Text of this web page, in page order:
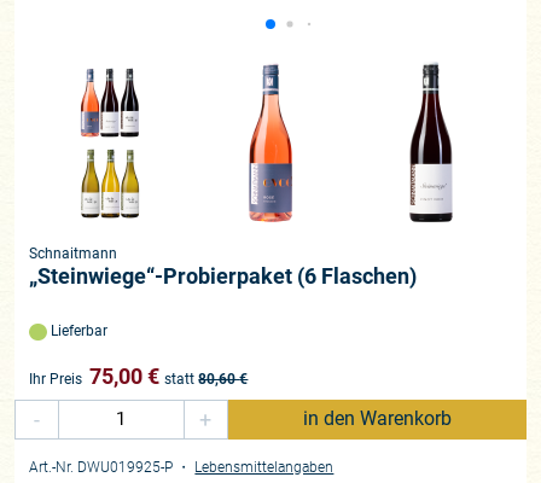
Schnaitmann
„Steinwiege“-Probierpaket (6 Flaschen)
Lieferbar
Ihr Preis 75,00€ statt 80,60€
- + in den Warenkorb
Art.-Nr. DWU019925-P ・ Lebensmittelangaben